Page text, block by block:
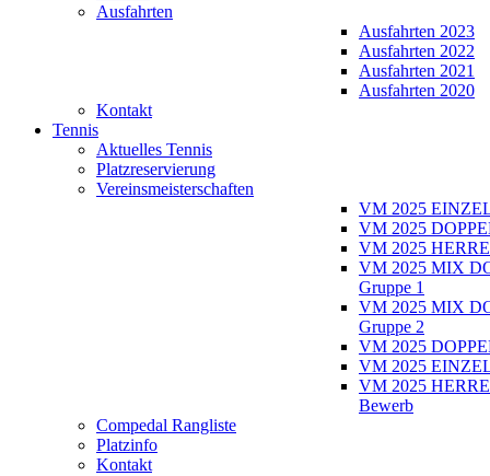
Ausfahrten
Ausfahrten 2023
Ausfahrten 2022
Ausfahrten 2021
Ausfahrten 2020
Kontakt
Tennis
Aktuelles Tennis
Platzreservierung
Vereinsmeisterschaften
VM 2025
VM 2025
VM 2025
VM 2025 MIX
Gruppe 1
VM 2025 MIX
Gruppe 2
VM 2025
VM 2025
VM 2025
Bewerb
Compedal Rangliste
Platzinfo
Kontakt